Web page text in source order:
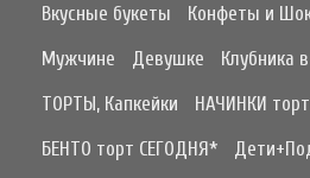
Вкусные букеты
Конфеты и
Мужчине
Девушке
Клубника
ТОРТЫ, Капкейки
НАЧИНКИ
БЕНТО торт СЕГОДНЯ*